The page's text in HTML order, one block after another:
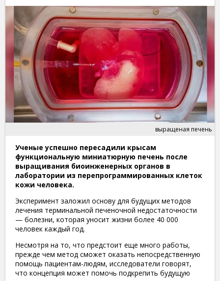
выращеная печень
Ученые успешно пересадили крысам
функциональную миниатюрную печень после
выращивания биоинженерных органов в
лаборатории из перепрограммированных клеток
кожи человека.
Эксперимент заложил основу для будущих методов
лечения терминальной печеночной недостаточности
— болезни, которая уносит жизни более 40 000
человек каждый год.
Несмотря на то, что предстоит еще много работы,
прежде чем метод сможет оказать непосредственную
помощь пациентам-людям, исследователи говорят,
что концепция может помочь подкрепить будущую